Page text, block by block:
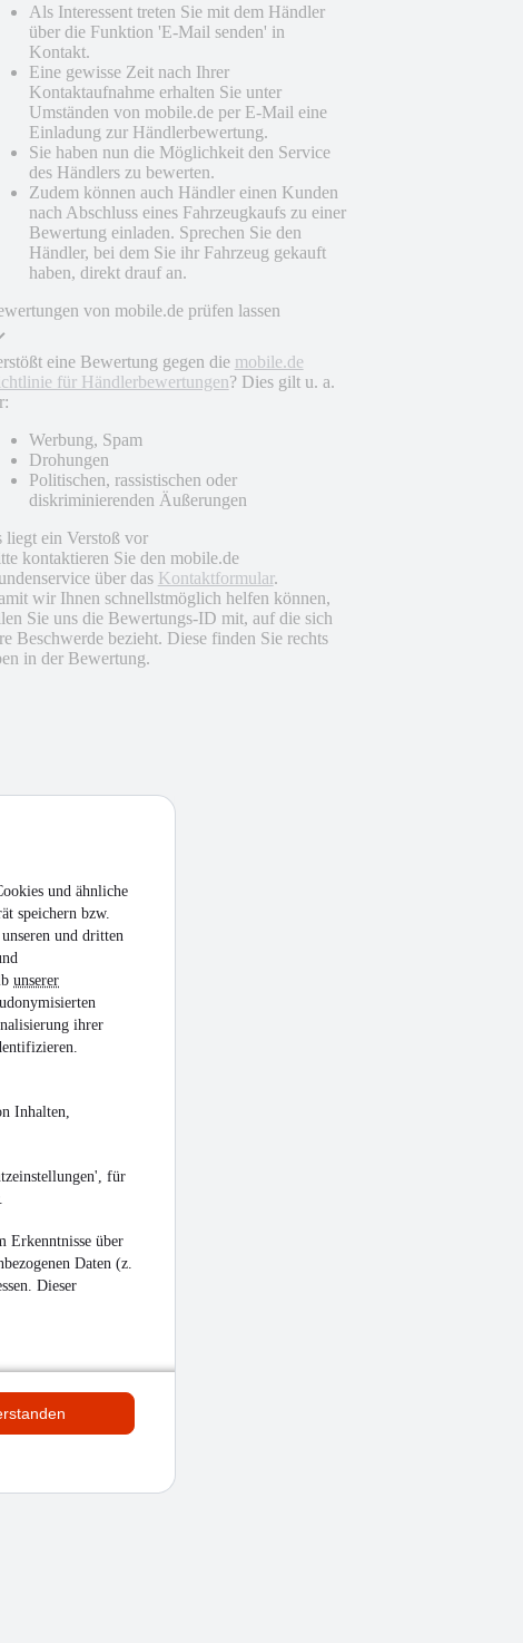
und ähnliche
speichern bzw.
und dritten
unserer
ihrer
Inhalten,
für
Erkenntnisse über
Daten (z.
Dieser
Als Interessent treten Sie mit dem Händler
über die Funktion 'E-Mail senden' in
Kontakt.
Eine gewisse Zeit nach Ihrer
Kontaktaufnahme erhalten Sie unter
Umständen von mobile.de per E-Mail eine
Einladung zur Händlerbewertung.
Sie haben nun die Möglichkeit den Service
des Händlers zu bewerten.
Zudem können auch Händler einen Kunden
nach Abschluss eines Fahrzeugkaufs zu einer
Bewertung einladen. Sprechen Sie den
Händler, bei dem Sie ihr Fahrzeug gekauft
haben, direkt drauf an.
von mobile.de prüfen lassen
eine Bewertung gegen die mobile.de
für Händlerbewertungen? Dies gilt u. a.
Werbung, Spam
Drohungen
Politischen, rassistischen oder
diskriminierenden Äußerungen
liegt ein Verstoß vor
kontaktieren Sie den mobile.de
über das Kontaktformular.
wir Ihnen schnellstmöglich helfen können,
Sie uns die Bewertungs-ID mit, auf die sich
Beschwerde bezieht. Diese finden Sie rechts
in der Bewertung.